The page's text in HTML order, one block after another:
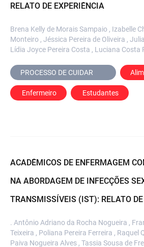
RELATO DE EXPERIÊNCIA
Brena Kelly de Morais Sampaio , Izabelle
Monteiro , Jéssica Pereira de Oliveira ,
Lídia Joyce Pereira Costa , Luciana Costa
Enfermeiro Estudantes
ACADÊMICOS DE ENFERMAGEM
NA ABORDAGEM DE INFECÇÕES
TRANSMISSÍVEIS (IST): RELATO
. Antônio Adriano da Rocha Nogueira ,
Teixeira , Poliana Pereira Ferreira , Raquel
Paiva Nogueira Alves , Tassia Sousa de